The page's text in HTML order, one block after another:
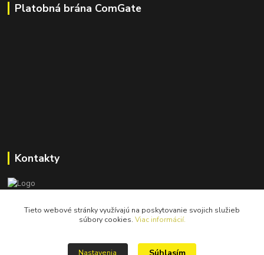
Platobná brána ComGate
Kontakty
catastrofy.shop@gmail.com
Tieto webové stránky využívajú na poskytovanie svojich služieb
súbory cookies. Viac informácií.
Nastavenia